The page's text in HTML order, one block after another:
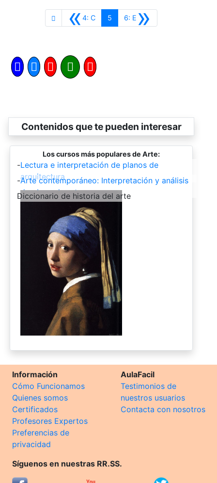
«4: CAnterior
5 »
6: E Siguiente
Contenidos que te pueden interesar
Los cursos más populares de Arte:
-Lectura e interpretación de planos de
arquitectura
-Arte contemporáneo: Interpretación y análisis
de obras de arte
-
Diccionario de historia del arte
Información
Cómo Funcionamos
Quienes somos
Certificados
Profesores Expertos
Preferencias de
privacidad
AulaFacil
Testimonios de
nuestros usuarios
Contacta con nosotros
Síguenos en nuestras RR.SS.